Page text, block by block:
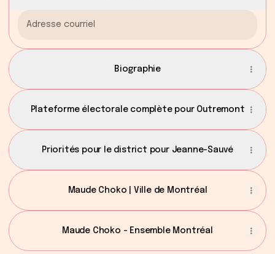
Adresse courriel
Biographie
Plateforme électorale complète pour Outremont
Priorités pour le district pour Jeanne-Sauvé
Maude Choko | Ville de Montréal
Maude Choko - Ensemble Montréal